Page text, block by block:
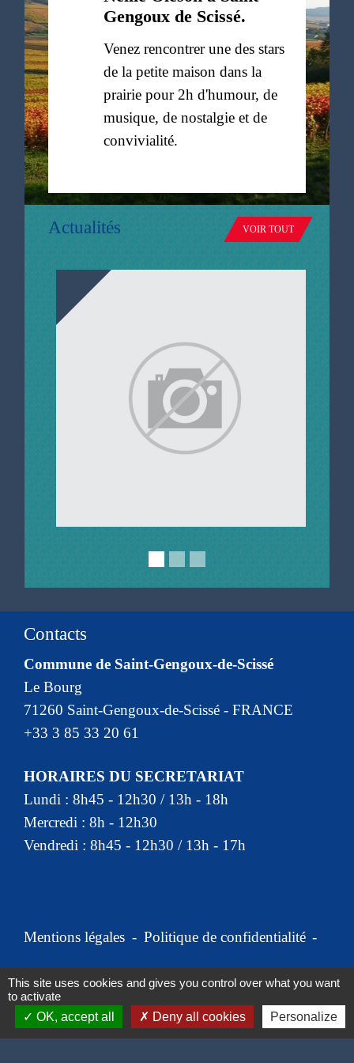
Gengoux de Scissé.
Venez rencontrer une des stars
de la petite maison dans la
prairie pour 2h d'humour, de
musique, de nostalgie et de
convivialité.
Actualités VOIR TOUT
Contacts
Commune de Saint-Gengoux-de-Scissé
Le Bourg
71260 Saint-Gengoux-de-Scissé - FRANCE
+33 3 85 33 20 61
HORAIRES DU SECRETARIAT
Lundi : 8h45 - 12h30 / 13h - 18h
Mercredi : 8h - 12h30
Vendredi : 8h45 - 12h30 / 13h - 17h
Mentions légales - Politique de confidentialité -
Accessibilité - Plan du site -
Gestion des cookies
This site uses cookies and gives you control over what you want
to activate
OK, accept all
Deny all cookies Personalize